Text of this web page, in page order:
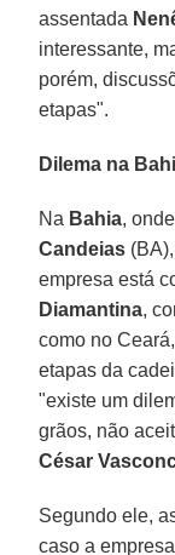
assentada
interessante,
porém,
etapas".
Dilema na
Na Bahia,
Candeias
empresa está
Diamantina,
como no
etapas da
"existe um
grãos, não
César
Segundo ele,
caso a